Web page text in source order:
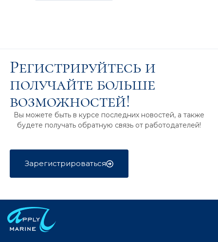
Регистрируйтесь и
получайте больше
возможностей!
Вы можете быть в курсе последних новостей, а также
будете получать обратную связь от работодателей!
Зарегистрироваться